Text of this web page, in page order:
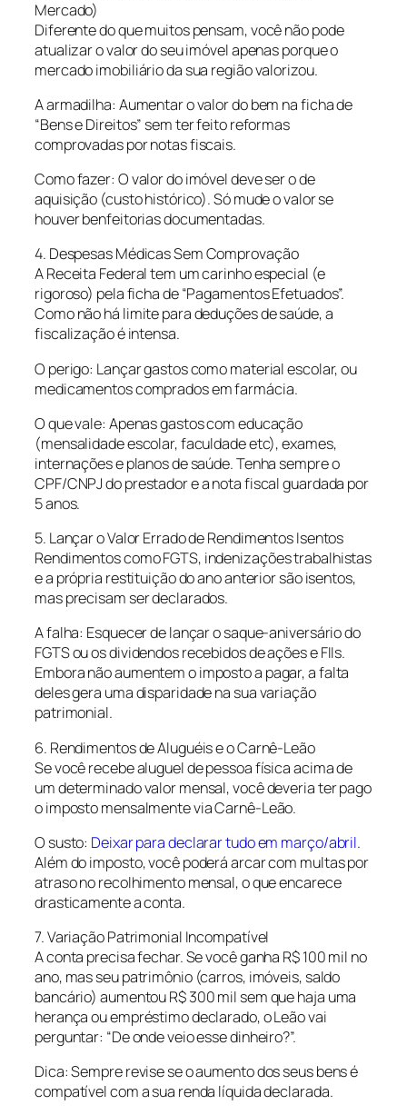
Mercado)
Diferente do que muitos pensam, você não pode
atualizar o valor do seu imóvel apenas porque o
mercado imobiliário da sua região valorizou.
A armadilha: Aumentar o valor do bem na ficha de
“Bens e Direitos” sem ter feito reformas
comprovadas por notas fiscais.
Como fazer: O valor do imóvel deve ser o de
aquisição (custo histórico). Só mude o valor se
houver benfeitorias documentadas.
4. Despesas Médicas Sem Comprovação
A Receita Federal tem um carinho especial (e
rigoroso) pela ficha de “Pagamentos Efetuados”.
Como não há limite para deduções de saúde, a
fiscalização é intensa.
O perigo: Lançar gastos como material escolar, ou
medicamentos comprados em farmácia.
O que vale: Apenas gastos com educação
(mensalidade escolar, faculdade etc), exames,
internações e planos de saúde. Tenha sempre o
CPF/CNPJ do prestador e a nota fiscal guardada por
5 anos.
5. Lançar o Valor Errado de Rendimentos Isentos
Rendimentos como FGTS, indenizações trabalhistas
e a própria restituição do ano anterior são isentos,
mas precisam ser declarados.
A falha: Esquecer de lançar o saque-aniversário do
FGTS ou os dividendos recebidos de ações e FIIs.
Embora não aumentem o imposto a pagar, a falta
deles gera uma disparidade na sua variação
patrimonial.
6. Rendimentos de Aluguéis e o Carnê-Leão
Se você recebe aluguel de pessoa física acima de
um determinado valor mensal, você deveria ter pago
o imposto mensalmente via Carnê-Leão.
O susto: Deixar para declarar tudo em março/abril.
Além do imposto, você poderá arcar com multas por
atraso no recolhimento mensal, o que encarece
drasticamente a conta.
7. Variação Patrimonial Incompatível
A conta precisa fechar. Se você ganha R$ 100 mil no
ano, mas seu patrimônio (carros, imóveis, saldo
bancário) aumentou R$ 300 mil sem que haja uma
herança ou empréstimo declarado, o Leão vai
perguntar: “De onde veio esse dinheiro?”.
Dica: Sempre revise se o aumento dos seus bens é
compatível com a sua renda líquida declarada.